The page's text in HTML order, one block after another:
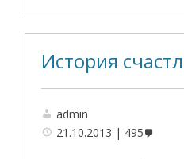
История
admin
21.10.2013
495